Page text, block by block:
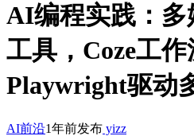
AI编程实践：多
工具，Coze工作
Playwright驱动
AI前沿1年前发布 yizz